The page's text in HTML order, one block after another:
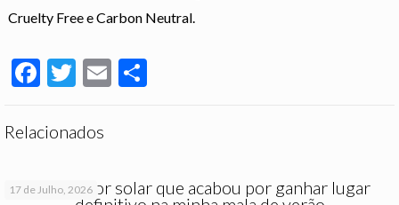
Cruelty Free e Carbon Neutral.
Facebook
Twitter
Email
Relacionados
17 de Julho, 2026
O protetor solar que acabou por ganhar lugar